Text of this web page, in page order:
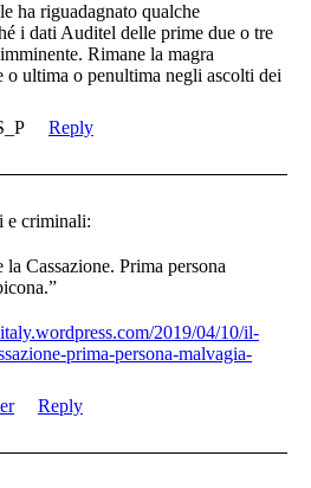
ha riguadagnato qualche
i dati Auditel delle prime due o tre
Rimane la magra
o ultima o penultima negli ascolti dei
Reply
e criminali:
Cassazione. Prima persona
2019/04/10/il-
prima-persona-malvagia-
Reply